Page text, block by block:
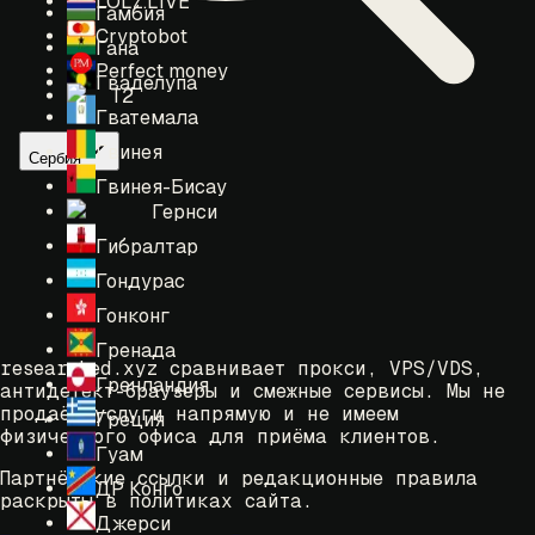
Гамбия
Гана
Гваделупа
Гватемала
Гвинея
Гвинея-Бисау
Гернси
Гибралтар
Гондурас
Гонконг
Гренада
Гренландия
Греция
Гуам
ДР Конго
Джерси
Cryptobot
Perfect money
T2
Сербия
researched.xyz сравнивает прокси, VPS/VDS,
антидетект-браузеры и смежные сервисы. Мы не
продаём услуги напрямую и не имеем
физического офиса для приёма клиентов.
Партнёрские ссылки и редакционные правила
раскрыты в политиках сайта.